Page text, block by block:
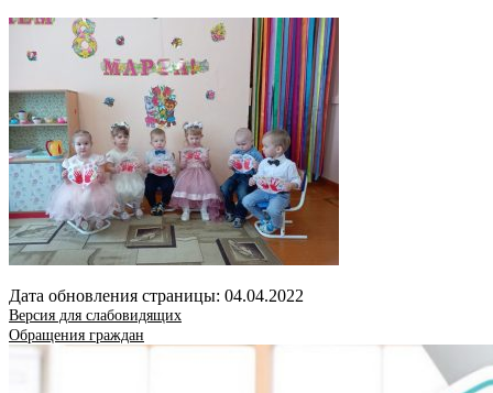
Дата обновления страницы: 04.04.2022
Версия для слабовидящих
Обращения граждан